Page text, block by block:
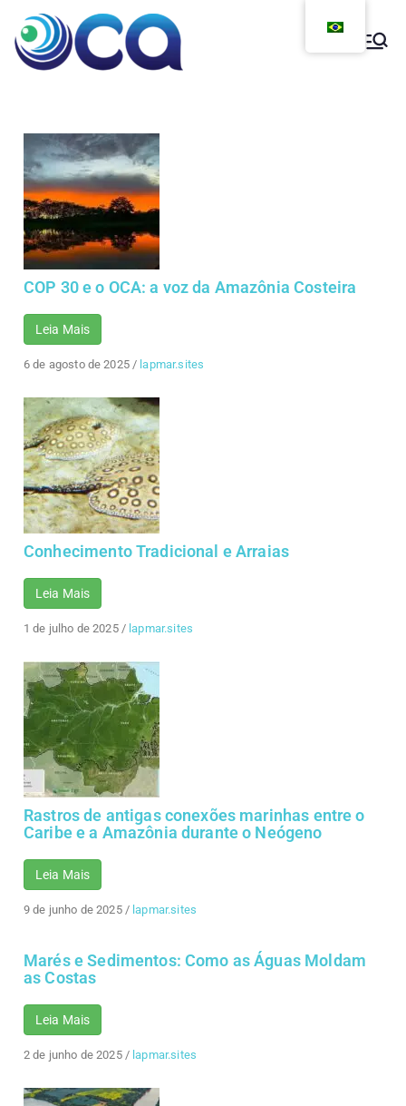
COP 30 e o OCA: a voz da Amazônia Costeira
Leia Mais
6 de agosto de 2025/ lapmar.sites
Conhecimento Tradicional e Arraias
Leia Mais
1 de julho de 2025/ lapmar.sites
Rastros de antigas conexões marinhas entre o
Caribe e a Amazônia durante o Neógeno
Leia Mais
9 de junho de 2025/ lapmar.sites
Marés e Sedimentos: Como as Águas Moldam
as Costas
Leia Mais
2 de junho de 2025/ lapmar.sites